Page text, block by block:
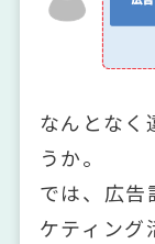
なんとなく
うか。
では、広告
ケティング